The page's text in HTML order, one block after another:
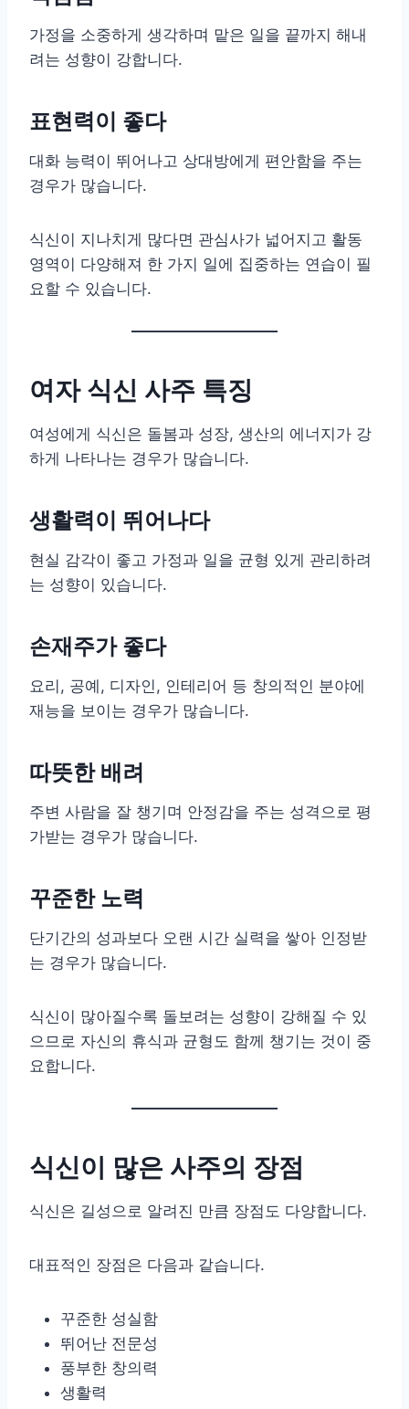
가정을 소중하게 생각하며 맡은 일을 끝까지 해내
려는 성향이 강합니다.
표현력이 좋다
대화 능력이 뛰어나고 상대방에게 편안함을 주는
경우가 많습니다.
식신이 지나치게 많다면 관심사가 넓어지고 활동
영역이 다양해져 한 가지 일에 집중하는 연습이 필
요할 수 있습니다.
여자 식신 사주 특징
여성에게 식신은 돌봄과 성장, 생산의 에너지가 강
하게 나타나는 경우가 많습니다.
생활력이 뛰어나다
현실 감각이 좋고 가정과 일을 균형 있게 관리하려
는 성향이 있습니다.
손재주가 좋다
요리, 공예, 디자인, 인테리어 등 창의적인 분야에
재능을 보이는 경우가 많습니다.
따뜻한 배려
주변 사람을 잘 챙기며 안정감을 주는 성격으로 평
가받는 경우가 많습니다.
꾸준한 노력
단기간의 성과보다 오랜 시간 실력을 쌓아 인정받
는 경우가 많습니다.
식신이 많아질수록 돌보려는 성향이 강해질 수 있
으므로 자신의 휴식과 균형도 함께 챙기는 것이 중
요합니다.
식신이 많은 사주의 장점
식신은 길성으로 알려진 만큼 장점도 다양합니다.
대표적인 장점은 다음과 같습니다.
꾸준한 성실함
뛰어난 전문성
풍부한 창의력
생활력